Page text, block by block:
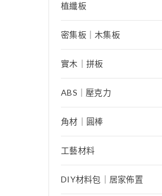
植纖板
密集板｜木集板
實木｜拼板
ABS｜壓克力
角材｜圓棒
工藝材料
DIY材料包｜居家佈置